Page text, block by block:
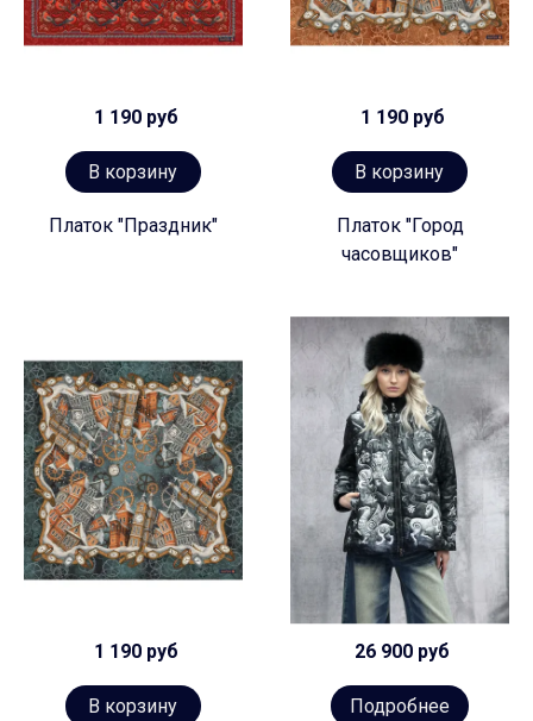
1 190 руб
В корзину
Платок "Праздник"
1 190 руб
В корзину
Платок "Город
часовщиков"
1 190 руб
В корзину
26 900 руб
Подробнее